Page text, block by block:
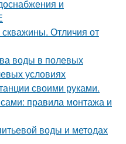
и
Отличия от
воды в полевых
условиях
своими руками.
правила монтажа и
воды и методах